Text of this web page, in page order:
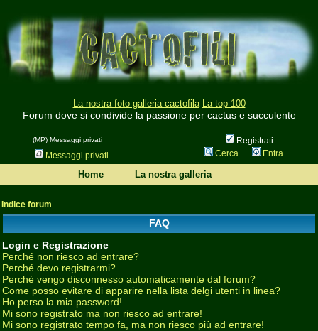
La nostra foto galleria cactofila La top 100
Forum dove si condivide la passione per cactus e succulente
(MP) Messaggi privati
Registrati
Messaggi privati
Cerca Entra
Home La nostra galleria
Indice forum
FAQ
Login e Registrazione
Perché non riesco ad entrare?
Perché devo registrarmi?
Perché vengo disconnesso automaticamente dal forum?
Come posso evitare di apparire nella lista delgi utenti in linea?
Ho perso la mia password!
Mi sono registrato ma non riesco ad entrare!
Mi sono registrato tempo fa, ma non riesco più ad entrare!